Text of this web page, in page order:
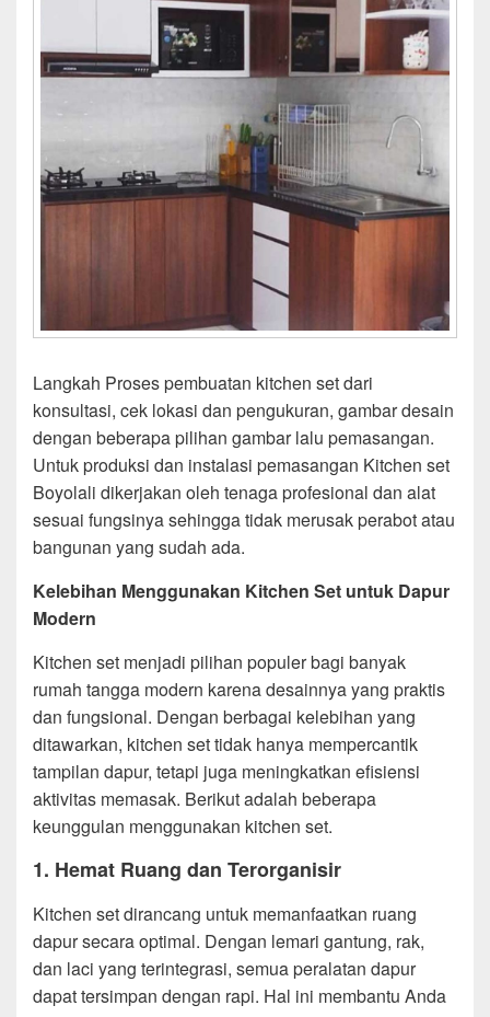
Langkah Proses pembuatan kitchen set dari
konsultasi, cek lokasi dan pengukuran, gambar desain
dengan beberapa pilihan gambar lalu pemasangan.
Untuk produksi dan instalasi pemasangan Kitchen set
Boyolali dikerjakan oleh tenaga profesional dan alat
sesuai fungsinya sehingga tidak merusak perabot atau
bangunan yang sudah ada.
Kelebihan Menggunakan Kitchen Set untuk Dapur
Modern
Kitchen set menjadi pilihan populer bagi banyak
rumah tangga modern karena desainnya yang praktis
dan fungsional. Dengan berbagai kelebihan yang
ditawarkan, kitchen set tidak hanya mempercantik
tampilan dapur, tetapi juga meningkatkan efisiensi
aktivitas memasak. Berikut adalah beberapa
keunggulan menggunakan kitchen set.
1. Hemat Ruang dan Terorganisir
Kitchen set dirancang untuk memanfaatkan ruang
dapur secara optimal. Dengan lemari gantung, rak,
dan laci yang terintegrasi, semua peralatan dapur
dapat tersimpan dengan rapi. Hal ini membantu Anda